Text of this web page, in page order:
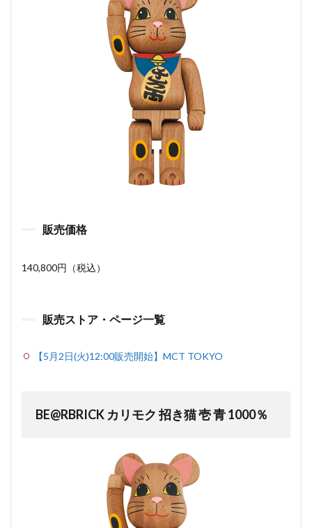
販売価格
140,800円（税込）
販売ストア・ページ一覧
【5月2日(火)12:00販売開始】MCT TOKYO
BE@RBRICK カリモク 招き猫 壱 青 1000％